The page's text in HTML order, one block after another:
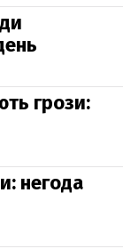
грози:
негода